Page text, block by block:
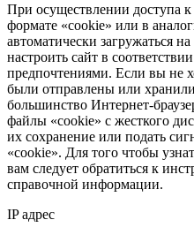
При осуществлении доступа
формате «cookie» или в
автоматически загружаться
настроить сайт в
предпочтениями. Если вы не
были отправлены или
большинство Интернет-
файлы «cookie» с жесткого
их сохранение или подать
«cookie». Для того чтобы
вам следует обратиться к
справочной информации.
IP адрес